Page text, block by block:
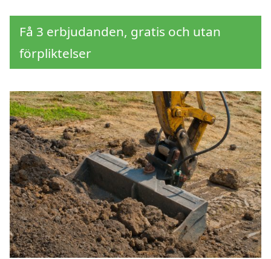
Få 3 erbjudanden, gratis och utan
förpliktelser